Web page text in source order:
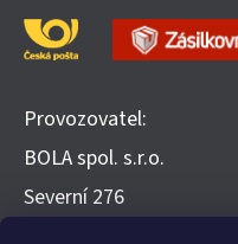
Provozovatel:
BOLA spol. s.r.o.
​Severní 276